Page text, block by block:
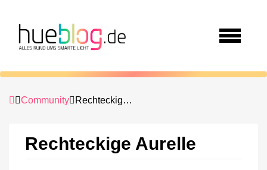
Community Rechteckige Aurelle
Rechteckige Aurelle